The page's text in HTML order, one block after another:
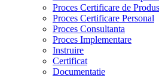
Proces Certificare de Produs
Proces Certificare Personal
Proces Consultanta
Proces Implementare
Instruire
Certificat
Documentatie